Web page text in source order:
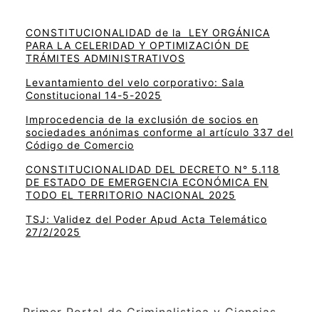
CONSTITUCIONALIDAD de la LEY ORGÁNICA
PARA LA CELERIDAD Y OPTIMIZACIÓN DE
TRÁMITES ADMINISTRATIVOS
Levantamiento del velo corporativo: Sala
Constitucional 14-5-2025
Improcedencia de la exclusión de socios en
sociedades anónimas conforme al artículo 337 del
Código de Comercio
CONSTITUCIONALIDAD DEL DECRETO N° 5.118
DE ESTADO DE EMERGENCIA ECONÓMICA EN
TODO EL TERRITORIO NACIONAL 2025
TSJ: Validez del Poder Apud Acta Telemático
27/2/2025